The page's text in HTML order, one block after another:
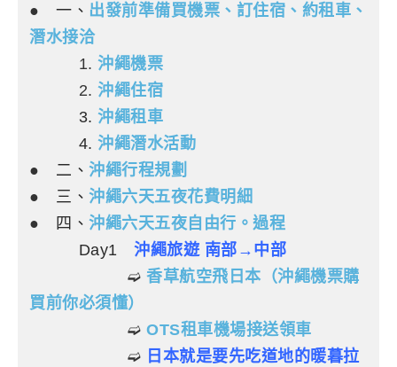
● 一、 出發前準備買機票、訂住宿、約租車、
潛水接洽
1. 沖繩機票
2. 沖繩住宿
3. 沖繩租車
4. 沖繩潛水活動
● 二、 沖繩行程規劃
● 三、 沖繩六天五夜花費明細
●
四、 沖繩六天五夜自由行。過程
Day1 沖繩旅遊 南部→中部
➫ 香草航空飛日本（沖繩機票購
買前你必須懂）
➫ OTS租車機場接送領車
➫ 日本就是要先吃道地的暖暮拉